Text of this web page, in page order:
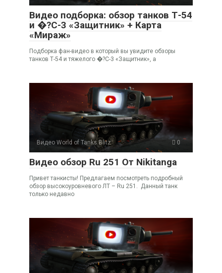
Видео подборка: обзор танков Т-54
и �?С-3 «Защитник» + Карта
«Мираж»
Подборка фан-видео в который вы увидите обзоры
танков Т-54 и тяжелого �?С-3 «Защитник», а
Видео World of Tanks Blitz 0
Видео обзор Ru 251 От Nikitanga
Привет танкисты! Предлагаем посмотреть подробный
обзор высокоуровневого ЛТ – Ru 251. Данный танк
только недавно